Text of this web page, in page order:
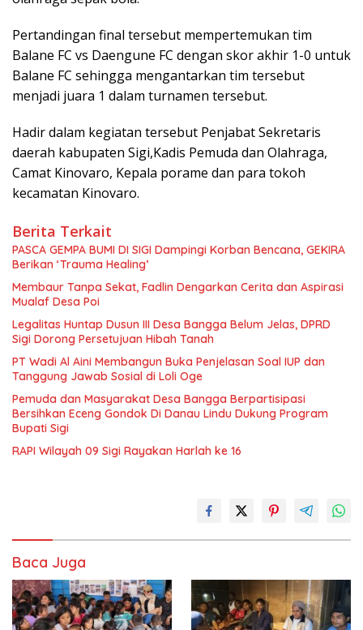
Pertandingan final tersebut mempertemukan tim
Balane FC vs Daengune FC dengan skor akhir 1-0 untuk
Balane FC sehingga mengantarkan tim tersebut
menjadi juara 1 dalam turnamen tersebut.
Hadir dalam kegiatan tersebut Penjabat Sekretaris
daerah kabupaten Sigi,Kadis Pemuda dan Olahraga,
Camat Kinovaro, Kepala porame dan para tokoh
kecamatan Kinovaro.
Berita Terkait
PASCA GEMPA BUMI DI SIGI Dampingi Korban Bencana, GEKIRA
Berikan ‘Trauma Healing’
Membaur Tanpa Sekat, Fadlin Dengarkan Cerita dan Aspirasi
Mualaf Desa Poi
Legalitas Huntap Dusun III Desa Bangga Belum Jelas, DPRD
Sigi Dorong Persetujuan Hibah Tanah
PT Wadi Al Aini Membangun Buka Penjelasan Soal IUP dan
Tanggung Jawab Sosial di Loli Oge
Pemuda dan Masyarakat Desa Bangga Berpartisipasi
Bersihkan Eceng Gondok Di Danau Lindu Dukung Program
Bupati Sigi
RAPI Wilayah 09 Sigi Rayakan Harlah ke 16
Baca Juga